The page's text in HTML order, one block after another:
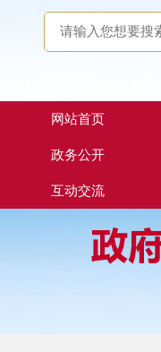
网站首页
政务公开
互动交流